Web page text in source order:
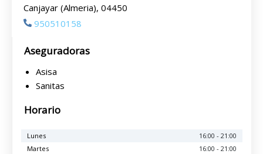
Canjayar (Almeria), 04450
950510158
Aseguradoras
Asisa
Sanitas
Horario
Lunes
16:00 - 21:00
Martes
16:00 - 21:00